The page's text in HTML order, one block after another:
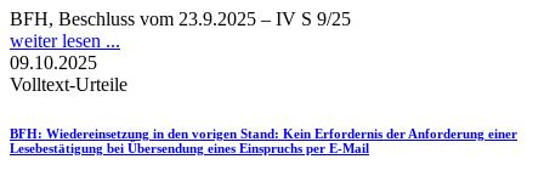
BFH, Beschluss vom 23.9.2025 – IV S 9/25
weiter lesen ...
09.10.2025
Volltext-Urteile
BFH: Wiedereinsetzung in den vorigen Stand: Kein Erfordernis der Anforderung einer
Lesebestätigung bei Übersendung eines Einspruchs per E-Mail